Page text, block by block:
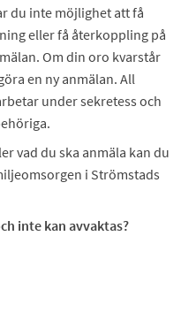
du inte möjlighet att få
eller få återkoppling på
Om din oro kvarstår
en ny anmälan. All
under sekretess och
vad du ska anmäla kan du
i Strömstads
inte kan avvaktas?